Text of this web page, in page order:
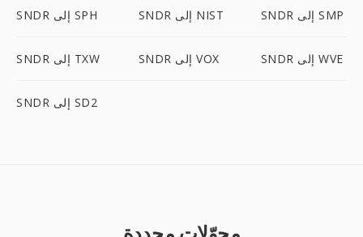
SNDR إلى SPH SNDR إلى NIST SNDR إلى SMP
SNDR إلى TXW SNDR إلى VOX SNDR إلى WVE
SNDR إلى SD2